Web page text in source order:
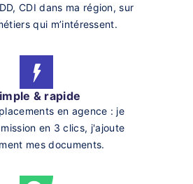
CDI dans ma région, sur
qui m’intéressent.
& rapide
en agence : je
en 3 clics, j'ajoute
mes documents.